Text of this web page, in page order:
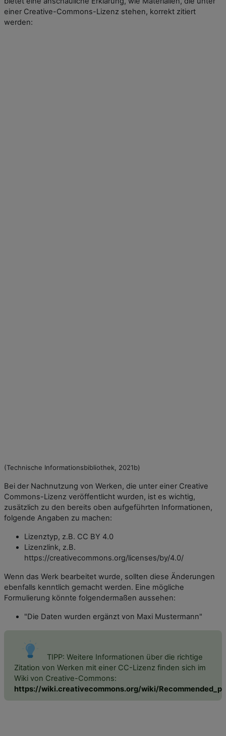
einer Creative-Commons-Lizenz stehen, korrekt zitiert
werden:
(Technische Informationsbibliothek, 2021b)
Bei der Nachnutzung von Werken, die unter einer Creative
Commons-Lizenz veröffentlicht wurden, ist es wichtig,
zusätzlich zu den bereits oben aufgeführten Informationen,
folgende Angaben zu machen:
Lizenztyp, z.B. CC BY 4.0
Lizenzlink, z.B.
https://creativecommons.org/licenses/by/4.0/
Wenn das Werk bearbeitet wurde, sollten diese Änderungen
ebenfalls kenntlich gemacht werden. Eine mögliche
Formulierung könnte folgendermaßen aussehen:
"Die Daten wurden ergänzt von Maxi Mustermann"
TIPP: Weitere Informationen über die richtige
Zitation von Werken mit einer CC-Lizenz finden sich im
Wiki von Creative-Commons:
https://wiki.creativecommons.org/wiki/